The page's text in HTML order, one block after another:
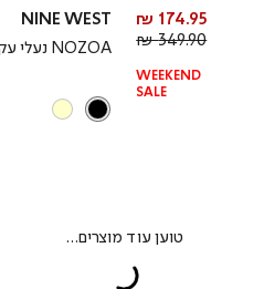
מחיר
מוצר
174.95 ₪
מחיר
349.90 ₪
WEEKEND
SALE
NINE WEST
NOZOA נעלי עקב עם חרוזים